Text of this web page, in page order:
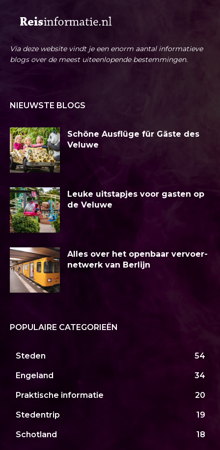
Via deze website vindt je een enorm aantal informatieve
blogs over de meest uiteenlopende bestemmingen.
NIEUWSTE BLOGS
Schöne Ausflüge für Gäste des
Veluwe
Leuke uitstapjes voor gasten op
de Veluwe
Alles over het openbaar vervoer-
netwerk van Berlijn
POPULAIRE CATEGORIEËN
Steden 54
Engeland 34
Praktische informatie 20
Stedentrip 19
Schotland 18